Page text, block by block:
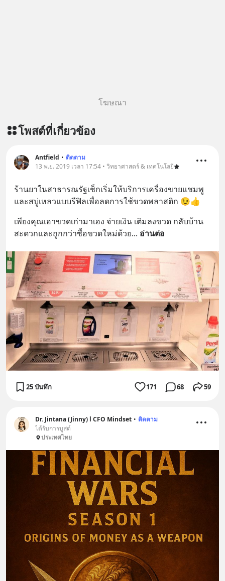
โฆษณา
โพสต์ที่เกี่ยวข้อง
Antfield • ติดตาม
13 พ.ย. 2019 เวลา 17:54 • วิทยาศาสตร์ & เทคโนโลยี
ร้านยาในสาธารณรัฐเช็กเริ่มให้บริการเครื่องขายแชมพู
และสบู่เหลวแบบรีฟิลเพื่อลดการใช้ขวดพลาสติก 😉👍
เพียงคุณเอาขวดเก่ามาเอง จ่ายเงิน เติมลงขวด กลับบ้าน
สะดวกและถูกกว่าซื้อขวดใหม่ด้วย... อ่านต่อ
25 บันทึก 171 68 59
Dr. Jintana (Jinny) l CFO Mindset • ติดตาม
ได้รับการบูสต์
ประเทศไทย